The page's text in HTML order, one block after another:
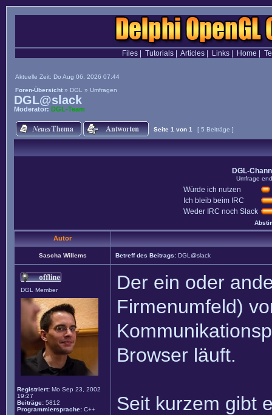
Files| Tutorials| Articles| Links| Home
Aktuelle Zeit: Do Aug 06, 2026 07:44
Foren-Übersicht » DGL » Umfragen
DGL@slack
Moderator: DGL-Team
Seite 1 von 1 [ 5 Beiträge ]
DGL-
Umfrage
Würde ich nutzen
Ich bleib beim IRC
Weder IRC noch Slack
Autor
Sascha Willems Betreff des Beitrags: DGL@slack
DGL Member
Registriert: Mo Sep 23, 2002
19:27
Beiträge: 5812
Programmiersprache: C++
Der ein oder
Firmenumfeld)
Browser läuft.
Seit kurzem gibt